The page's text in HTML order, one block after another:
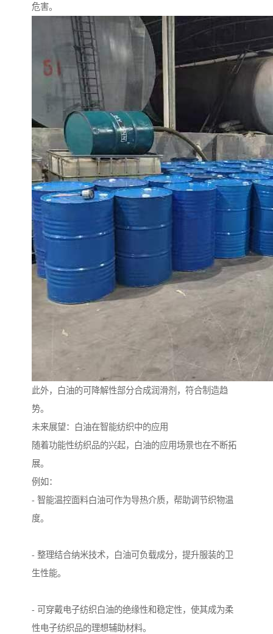
危害。
此外，白油的可降解性部分合成润滑剂，符合制造趋
势。
未来展望：白油在智能纺织中的应用
随着功能性纺织品的兴起，白油的应用场景也在不断拓
展。
例如：
- 智能温控面料白油可作为导热介质，帮助调节织物温
度。
- 整理结合纳米技术，白油可负载成分，提升服装的卫
生性能。
- 可穿戴电子纺织白油的绝缘性和稳定性，使其成为柔
性电子纺织品的理想辅助材料。